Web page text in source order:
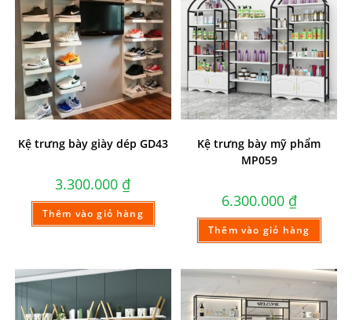
Kệ trưng bày giày dép GD43
3.300.000 ₫
Thêm vào giỏ hàng
Kệ trưng bày mỹ phẩm
MP059
6.300.000 ₫
Thêm vào giỏ hàng